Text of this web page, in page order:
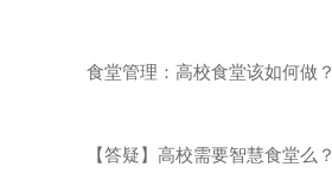
食堂管理：高校食堂该如何做？
【答疑】高校需要智慧食堂么？